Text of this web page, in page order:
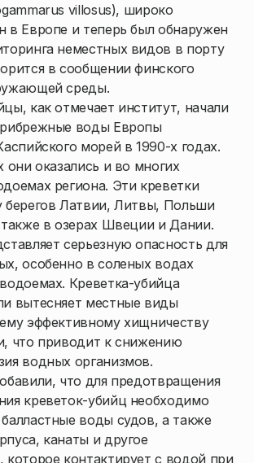
villosus), широко
в Европе и теперь был обнаружен
неместных видов в порту
в сообщении финского
среды.
как отмечает институт, начали
воды Европы
морей в 1990-х годах.
они оказались и во многих
региона. Эти креветки
берегов Латвии, Литвы, Польши
в озерах Швеции и Дании.
серьезную опасность для
особенно в соленых водах
Креветка-убийца
вытесняет местные виды
эффективному хищничеству
что приводит к снижению
водных организмов.
что для предотвращения
креветок-убийц необходимо
воды судов, а также
канаты и другое
которое контактирует с водой при